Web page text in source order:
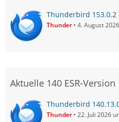
Thunderbird 153.0.2
Thunder 4. August
Aktuelle 140 ESR-Version
Thunderbird
Thunder 22. Juli 2026